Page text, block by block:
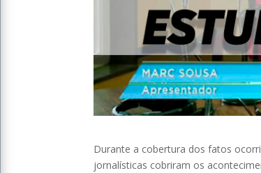
Durante a cobertura dos fatos
jornalísticas cobriram os